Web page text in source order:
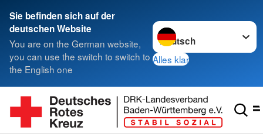
Sie befinden sich auf der
deutschen Website
You are on the German website,
you can use the switch to switch to
the English one
Sprache wechseln zu
Alles klar